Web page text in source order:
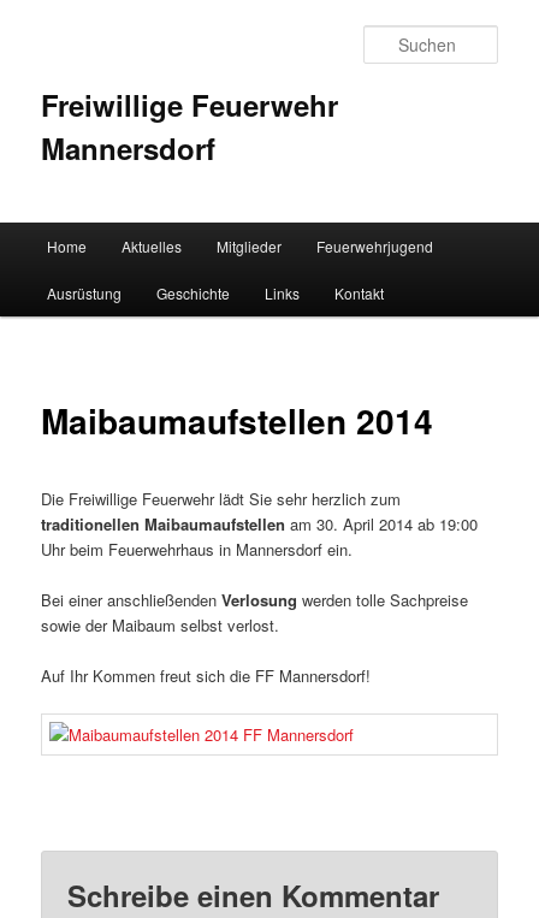
Freiwillige Feuerwehr
Mannersdorf
Zum Inhalt wechseln
Zum sekundären Inhalt wechseln
Home Aktuelles Mitglieder Feuerwehrjugend
Ausrüstung Geschichte Links Kontakt
Maibaumaufstellen 2014
Die Freiwillige Feuerwehr lädt Sie sehr herzlich zum
traditionellen Maibaumaufstellen am 30. April 2014 ab 19:00
Uhr beim Feuerwehrhaus in Mannersdorf ein.
Bei einer anschließendenVerlosung werden tolle Sachpreise
sowie der Maibaum selbst verlost.
Auf Ihr Kommen freut sich die FF Mannersdorf!
Schreibe einen Kommentar